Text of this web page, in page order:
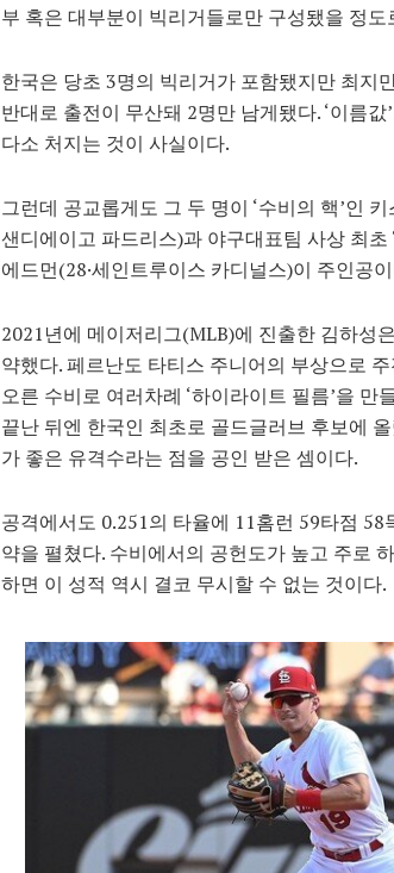
부 혹은 대부분이 빅리거들로만 구성됐을 정
한국은 당초 3명의 빅리거가 포함됐지만 최지
반대로 출전이 무산돼 2명만 남게됐다. ‘이름
다소 처지는 것이 사실이다.
그런데 공교롭게도 그 두 명이 ‘수비의 핵’인
샌디에이고 파드리스)과 야구대표팀 사상 최초
에드먼(28·세인트루이스 카디널스)이 주인공
2021년에 메이저리그(MLB)에 진출한 김하성
약했다. 페르난도 타티스 주니어의 부상으로
오른 수비로 여러차례 ‘하이라이트 필름’을 만
끝난 뒤엔 한국인 최초로 골드글러브 후보에
가 좋은 유격수라는 점을 공인 받은 셈이다.
공격에서도 0.251의 타율에 11홈런 59타점
약을 펼쳤다. 수비에서의 공헌도가 높고 주로
하면 이 성적 역시 결코 무시할 수 없는 것이다.